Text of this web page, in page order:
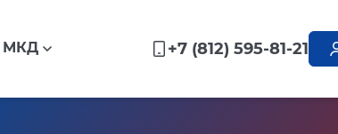
МКД +7 (812) 595-81-21